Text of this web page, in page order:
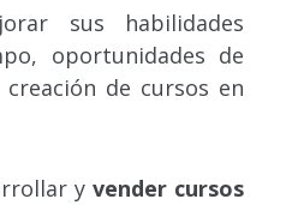
sus habilidades
oportunidades de
de cursos en
yvender cursos